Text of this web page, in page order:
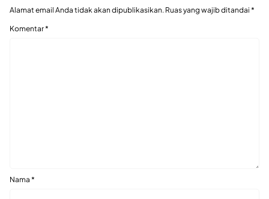
Alamat email Anda tidak akan dipublikasikan. Ruas yang wajib ditandai *
Komentar*
Nama *